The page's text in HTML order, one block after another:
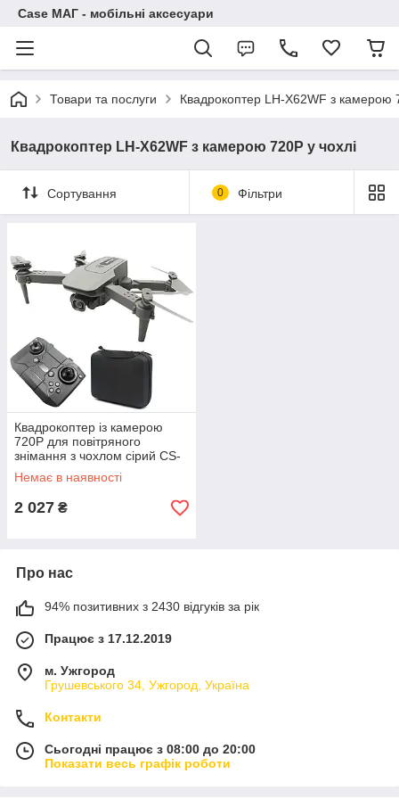
Case МАГ - мобільні аксесуари
Товари та послуги Квадрокоптер LH-X62WF з камерою
Квадрокоптер LH-X62WF з камерою 720P у чохлі
Сортування 0 Фільтри
Квадрокоптер із камерою
720P для повітряного
знімання з чохлом сірий CS-
1600
Немає в наявності
2 027 ₴
Про нас
94% позитивних з 2430 відгуків за рік
Працює з 17.12.2019
м. Ужгород
Грушевського 34, Ужгород, Україна
Контакти
Сьогодні працює з 08:00 до 20:00
Показати весь графік роботи